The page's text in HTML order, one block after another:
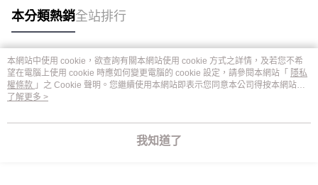
本分類熱銷全站排行
熱門標籤
本網站中使用 cookie，欲查詢有關本網站使用 cookie 方式之詳情，及若您不希
望在電腦上使用 cookie 時應如何變更電腦的 cookie 設定，請參閱本網站「 隱私
權條款 」之 Cookie 聲明。您繼續使用本網站即表示您同意本公司得按本網站使
用條款之 Cookie 聲明使用 cookie。
了解更多 >
我知道了